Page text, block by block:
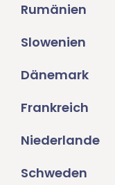
Rumänien
Slowenien
Dänemark
Frankreich
Niederlande
Schweden